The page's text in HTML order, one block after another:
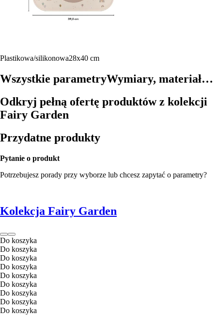
Plastikowa/silikonowa28x40 cm
Wszystkie parametryWymiary, materiał…
Odkryj pełną ofertę produktów z kolekcji
Fairy Garden
Przydatne produkty
Pytanie o produkt
Potrzebujesz porady przy wyborze lub chcesz zapytać o parametry?
Kolekcja Fairy Garden
Do koszyka
Do koszyka
Do koszyka
Do koszyka
Do koszyka
Do koszyka
Do koszyka
Do koszyka
Do koszyka